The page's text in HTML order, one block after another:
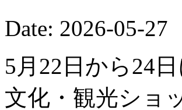
Date: 2026-05-27
5月22日から24
文化・観光ショ